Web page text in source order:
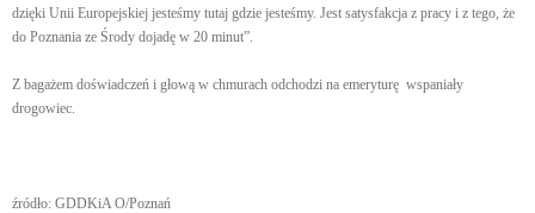
dzięki Unii Europejskiej jesteśmy tutaj gdzie jesteśmy. Jest satysfakcja z pracy i z tego, że
do Poznania ze Środy dojadę w 20 minut”.
Z bagażem doświadczeń i głową w chmurach odchodzi na emeryturę wspaniały
drogowiec.
źródło: GDDKiA O/Poznań